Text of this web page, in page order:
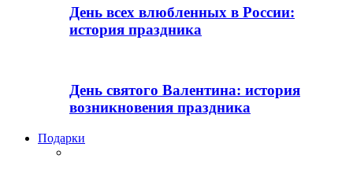
День всех влюбленных в России:
история праздника
День святого Валентина: история
возникновения праздника
Подарки